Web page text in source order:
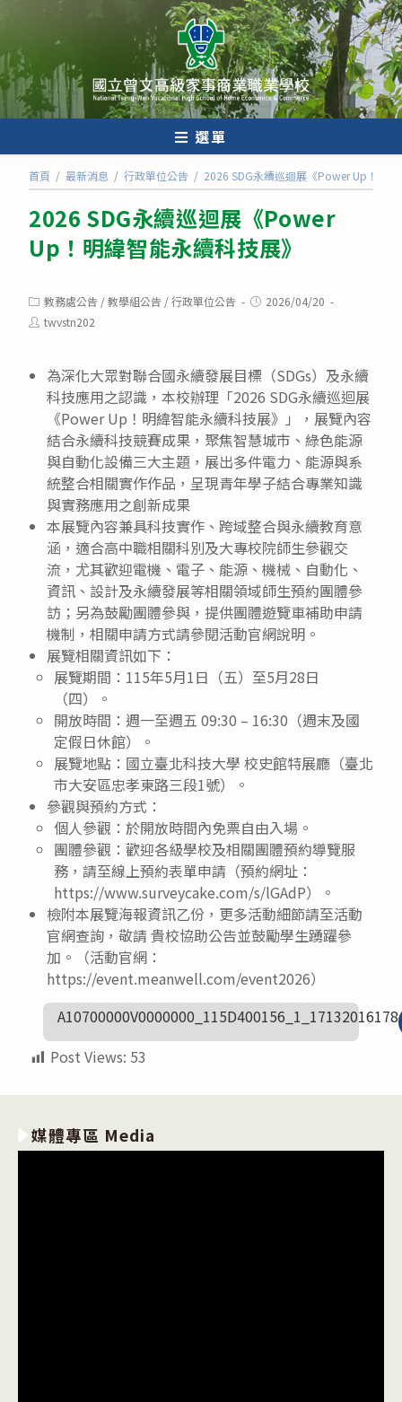
轉
至
主
要
內
選單
首頁 / 最新消息 / 行政單位公告 / 2026 SDG永續巡迴展《Power Up！明
2026 SDG永續巡迴展《Power
Up！明緯智能永續科技展》
Post
category:
教務處公告 /教學組公告 /行政單位公告
Post2026/04/20
Posttwvstn202
為深化大眾對聯合國永續發展目標（SDGs）及永續
科技應用之認識，本校辦理「2026 SDG永續巡迴展
《Power Up！明緯智能永續科技展》」，展覽內容
結合永續科技競賽成果，聚焦智慧城市、綠色能源
與自動化設備三大主題，展出多件電力、能源與系
統整合相關實作作品，呈現青年學子結合專業知識
與實務應用之創新成果
本展覽內容兼具科技實作、跨域整合與永續教育意
涵，適合高中職相關科別及大專校院師生參觀交
流，尤其歡迎電機、電子、能源、機械、自動化、
資訊、設計及永續發展等相關領域師生預約團體參
訪；另為鼓勵團體參與，提供團體遊覽車補助申請
機制，相關申請方式請參閱活動官網說明。
展覽相關資訊如下：
展覽期間：115年5月1日（五）至5月28日
（四）。
開放時間：週一至週五 09:30 – 16:30（週末及國
定假日休館）。
展覽地點：國立臺北科技大學 校史館特展廳（臺北
市大安區忠孝東路三段1號）。
參觀與預約方式：
個人參觀：於開放時間內免票自由入場。
團體參觀：歡迎各級學校及相關團體預約導覽服
務，請至線上預約表單申請（預約網址：
https://www.surveycake.com/s/lGAdP）。
檢附本展覽海報資訊乙份，更多活動細節請至活動
官網查詢，敬請 貴校協助公告並鼓勵學生踴躍參
加。（活動官網：
https://event.meanwell.com/event2026）
A10700000V0000000_115D400156_1_17132016178
Post Views: 53
媒體專區 Media